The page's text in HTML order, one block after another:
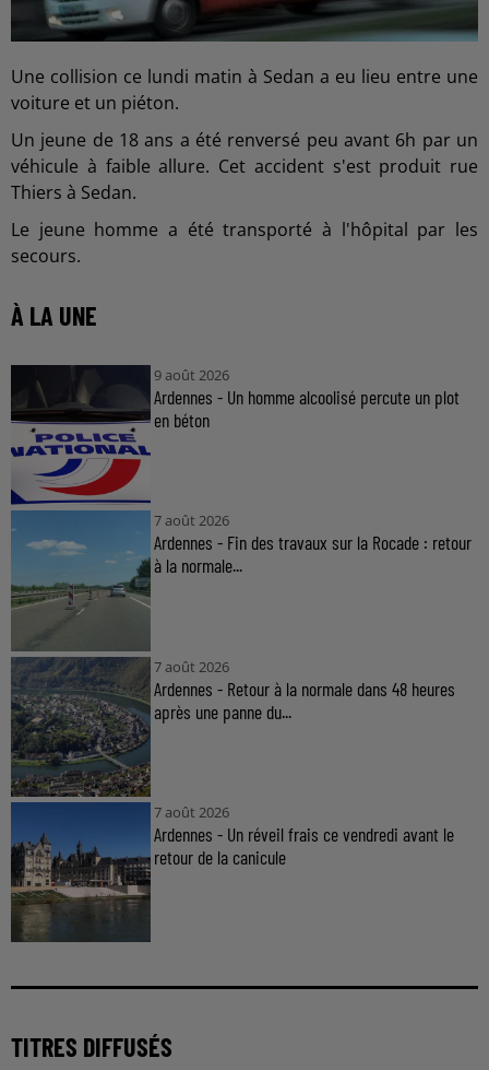
Une collision ce lundi matin à Sedan a eu lieu entre une
voiture et un piéton.
Un jeune de 18 ans a été renversé peu avant 6h par un
véhicule à faible allure. Cet accident s'est produit rue
Thiers à Sedan.
Le jeune homme a été transporté à l'hôpital par les
secours.
À LA UNE
9 août 2026
Ardennes - Un homme alcoolisé percute un plot
en béton
7 août 2026
Ardennes - Fin des travaux sur la Rocade : retour
à la normale...
7 août 2026
Ardennes - Retour à la normale dans 48 heures
après une panne du...
7 août 2026
Ardennes - Un réveil frais ce vendredi avant le
retour de la canicule
TITRES DIFFUSÉS